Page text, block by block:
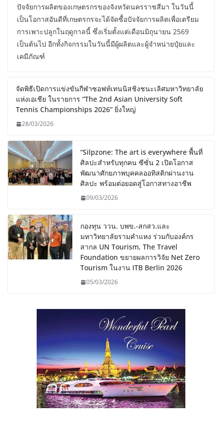
ปัจจัยการผลิตของเกษตรกรของจังหวัดนครราชสีมา ในวันนี้
เป็นโอกาสอันดีที่เกษตรกรจะได้จัดซื้อปัจจัยการผลิตเพื่อเตรียม
การเพาะปลูกในฤดูกาลนี้ ซึ่งเริ่มตั้งแต่เดือนมิถุนายน 2569
เป็นต้นไป อีกทั้งกิจกรรมในวันนี้มีผู้ผลิตและผู้จำหน่ายปุ๋ยและ
เคมีภัณฑ์
จัดพิธีเปิดการแข่งขันกีฬาซอฟท์เทนนิสชิงชนะเลิศมหาวิทยาลัย
แห่งเอเชีย ในรายการ “The 2nd Asian University Soft
Tennis Championships 2026” ยิ่งใหญ่
28/03/2026
“Silpzone: The art is everywhere พื้นที่
ศิลปะสำหรับทุกคน ซีซั่น 2 เปิดโอกาส
พัฒนาศักยภาพบุคคลออทิสติกผ่านงาน
ศิลปะ พร้อมต่อยอดสู่โอกาสทางอาชีพ
09/03/2026
กองทุน ววน. บพข.-สกสว.และ
มหาวิทยาลัยรามคำแหง ร่วมกับองค์กร
สากล UN Tourism, The Travel
Foundation ขยายผลการวิจัย Net Zero
Tourism ในงาน ITB Berlin 2026
05/03/2026